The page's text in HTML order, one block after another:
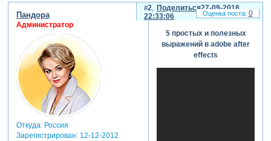
курс даст вам понимание
гибкого и мощного
выражений в after effects и
сэкономит вам часы в
Поделиться
2
27-09-2018
22:33:06
Пандора
Администратор
Откуда:Россия
Зарегистрирован: 12-12-2012
5 простых и полезных
выражений в adobe after
effects
0